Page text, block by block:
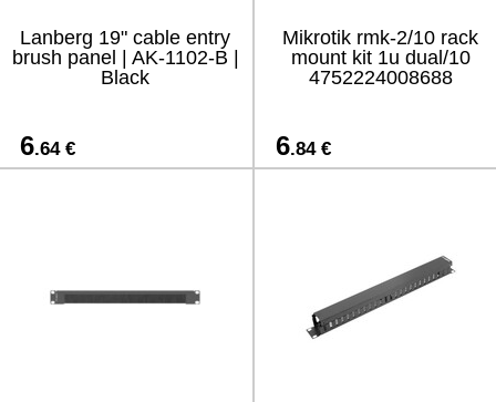
Lanberg 19" cable entry
brush panel | AK-1102-B |
Black
6.64 €
Mikrotik rmk-2/10 rack
mount kit 1u dual/10
4752224008688
6.84 €